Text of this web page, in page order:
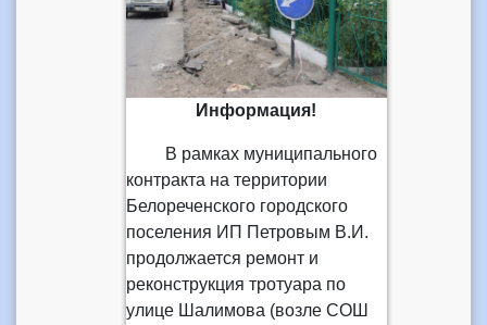
Информация!
В рамках муниципального
контракта на территории
Белореченского городского
поселения ИП Петровым В.И.
продолжается ремонт и
реконструкция тротуара по
улице Шалимова (возле СОШ